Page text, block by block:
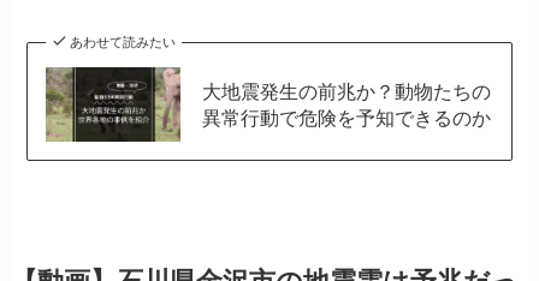
あわせて読みたい
大地震発生の前兆か？動物たちの
異常行動で危険を予知できるのか